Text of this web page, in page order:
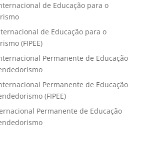
de Educação para o
de Educação para o
(FIPEE)
Permanente de Educação
Permanente de Educação
(FIPEE)
Permanente de Educação